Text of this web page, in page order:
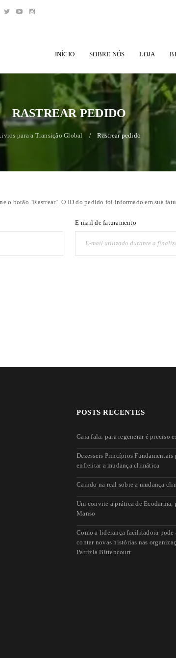
INÍCIO SOBRE NÓS LOJA
RASTREAR PEDIDO
para a Transição Global / Rastrear pedido
o botão "Rastrear". O ID do pedido foi informado em sua
E-mail de faturamento
POSTS RECENTES
Gaia fala: para regenerar é preciso
Dezesseis Princípios Fundamentais
enfrentar a mudança climática
Caindo na real sobre a mudança
Um convite a prática de Ecodarma,
Manso
Como a liderança facilitadora pode
contar novas histórias nas
Patrizia Bittencourt